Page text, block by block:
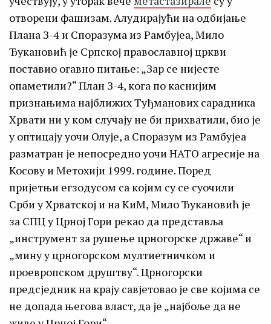
отворени фашизам. Алудирајући на одбијање
Плана З-4 и Споразума из Рамбујеа, Мило
Ђукановић је Српској православној цркви
поставио огавно питање: „Зар се нијесте
опаметили?“ План З-4, кога по каснијим
признањима најближих Туђманових сарадника
Хрвати ни у ком случају не би прихватили, био је
у оптицају уочи Олује, а Споразум из Рамбујеа
разматран је непосредно уочи НАТО агресије на
Косову и Метохији 1999. године. Поред
пријетњи егзодусом са којим су се суочили
Срби у Хрватској и на КиМ, Мило Ђукановић је
за СПЦ у Црној Гори рекао да представља
„инструмент за рушење црногорске државе“ и
„мину у црногорском мултиетничком и
проевропском друштву“. Црногорски
предсједник на крају савјетовао је све којима се
не допада његова власт, да је „најбоље да не